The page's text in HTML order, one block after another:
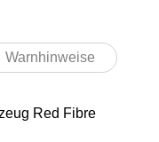
Warnhinweise
Red Fibre